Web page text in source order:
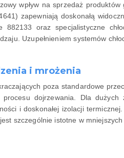
wpływ na sprzedaż
zapewniają doskonałą
882133 oraz specjalistyczne
Uzupełnieniem systemów
i mrożenia
poza standardowe
dojrzewania. Dla
i doskonałej izolacji
szczególnie istotne w mniejszych